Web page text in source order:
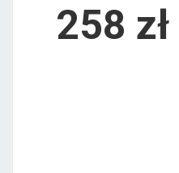
258 zł